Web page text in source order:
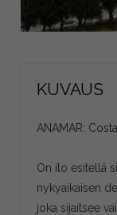
KUVAUS
ANAMAR:
On ilo esitellä
nykyaikaisen
joka sijaitsee